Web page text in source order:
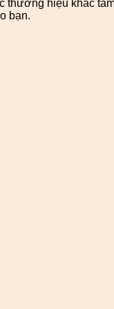
thương hiệu khác
bạn.